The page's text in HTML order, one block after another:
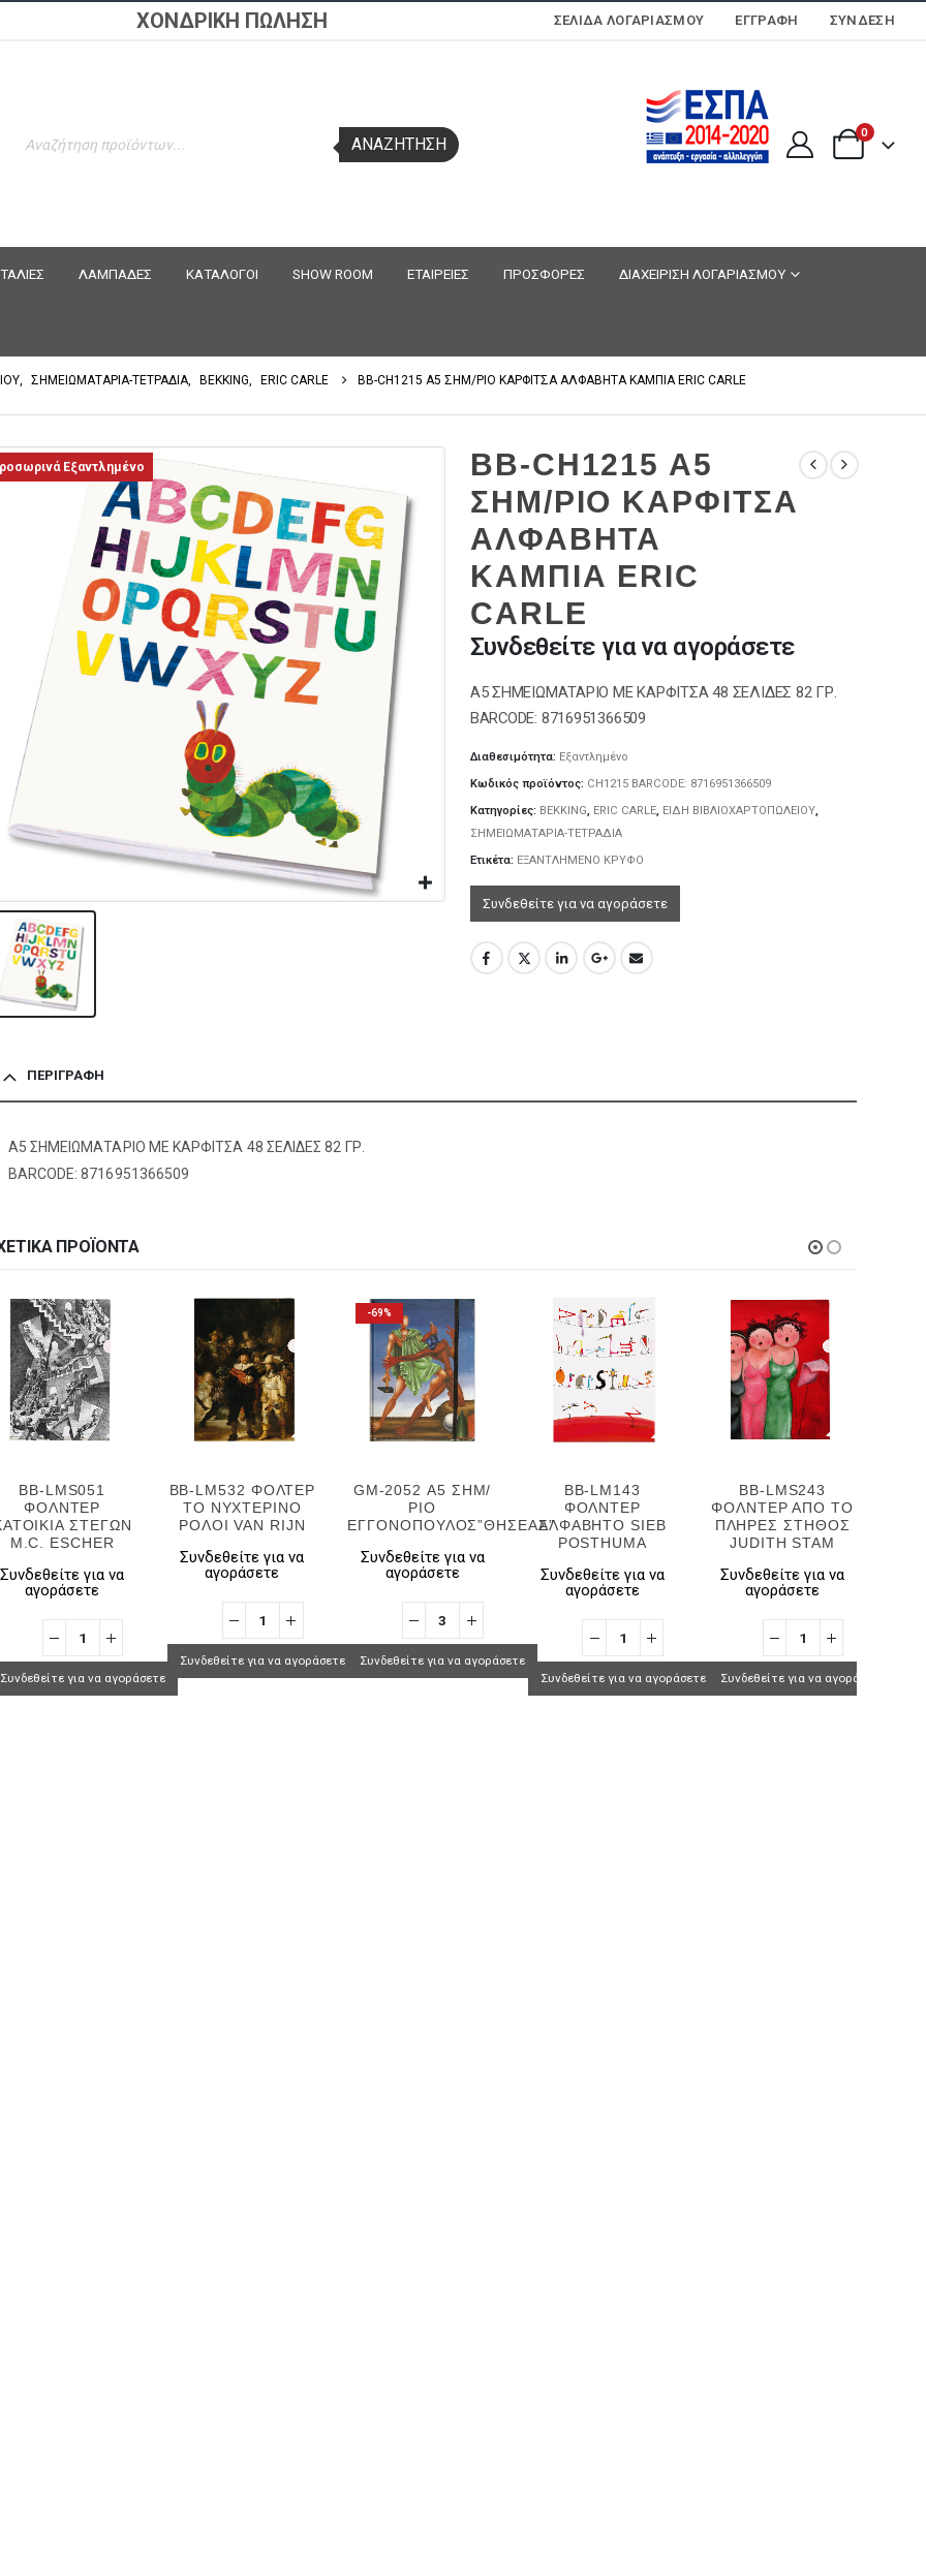
ΧΟΝΔΡΙΚΗ ΠΩΛΗΣΗ ΣΕΛΊΔΑ ΛΟΓΑΡΙΑΣΜΟΎ ΕΓΓΡΑΦΗ ΣΎΝΔΕΣΗ
search
ΑΝΑΖΉΤΗΣΗ
0
ΛΑΜΠΑΔΕΣ ΚΑΤΑΛΟΓΟΙ SHOW ROOM ΕΤΑΙΡΕΙΕΣ ΠΡΟΣΦΟΡΕΣ ΔΙΑΧΕΙΡΙΣΗ ΛΟΓΑΡΙΑΣΜΟΥ
, ΣΗΜΕΙΩΜΑΤΑΡΙΑ-ΤΕΤΡΑΔΙΑ, BEKKING, ERIC CARLE BB-CH1215 A5 ΣΗΜ/ΡΙΟ ΚΑΡΦΙΤΣΑ ΑΛΦΑΒΗΤΑ ΚΑΜΠΙΑ ERIC CARLE
Εξαντλημένο
BB-CH1215 A5
ΣΗΜ/ΡΙΟ ΚΑΡΦΙΤΣΑ
ΑΛΦΑΒΗΤΑ
ΚΑΜΠΙΑ ERIC
CARLE
Συνδεθείτε για να αγοράσετε
A5 ΣΗΜΕΙΩΜΑΤΑΡΙΟ ΜΕ ΚΑΡΦΙΤΣΑ 48 ΣΕΛΙΔΕΣ 82 ΓΡ.
BARCODE: 8716951366509
Διαθεσιμότητα: Εξαντλημένο
Κωδικός προϊόντος: CH1215 BARCODE: 8716951366509
Κατηγορίες: BEKKING ERIC CARLE, ΕΙΔΗ ΒΙΒΛΙΟΧΑΡΤΟΠΩΛΕΙΟΥ,
ΣΗΜΕΙΩΜΑΤΑΡΙΑ-ΤΕΤΡΑΔΙΑ
Ετικέτα: ΕΞΑΝΤΛΗΜΕΝΟ ΚΡΥΦΟ
Συνδεθείτε για να αγοράσετε
ΠΕΡΙΓΡΑΦΉ
A5 ΣΗΜΕΙΩΜΑΤΑΡΙΟ ΜΕ ΚΑΡΦΙΤΣΑ 48 ΣΕΛΙΔΕΣ 82 ΓΡ.
BARCODE: 8716951366509
ΠΡΟΪΌΝΤΑ
BB-LMS051
ΦΟΛΝΤΕΡ
ΣΤΕΓΩΝ
M.C. ESCHER
Συνδεθείτε για να
αγοράσετε
Συνδεθείτε για να αγοράσετε
BB-LM532 ΦΟΛΤΕΡ
ΤΟ ΝΥΧΤΕΡΙΝΟ
ΡΟΛΟΙ VAN RIJN
Συνδεθείτε για να
αγοράσετε
Συνδεθείτε για να αγοράσετε
-69%
GM-2052 Α5 ΣΗΜ/
ΡΙΟ
ΕΓΓΟΝΟΠΟΥΛΟΣ”ΘΗΣΕΑΣ”
Συνδεθείτε για να
αγοράσετε
Συνδεθείτε για να αγοράσετε
BB-LM143
ΦΟΛΝΤΕΡ
ΑΛΦΑΒΗΤΟ SIEB
POSTHUMA
Συνδεθείτε για να
αγοράσετε
Συνδεθείτε για να αγοράσετε
BB-LMS243
ΦΟΛΝΤΕΡ ΑΠΟ ΤΟ
ΠΛΗΡΕΣ ΣΤΗΘΟΣ
JUDITH STAM
Συνδεθείτε για να
αγοράσετε
Συνδεθείτε για να αγοράσετε